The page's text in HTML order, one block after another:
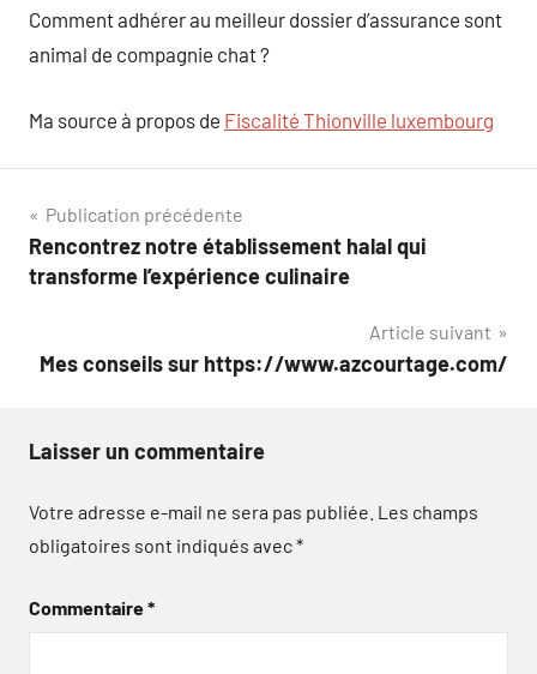
Comment adhérer au meilleur dossier d’assurance sont
animal de compagnie chat ?
Ma source à propos de Fiscalité Thionville luxembourg
Navigation
de
Publication précédente
Rencontrez notre établissement halal qui
transforme l’expérience culinaire
Article suivant
Mes conseils sur https://www.azcourtage.com/
Laisser un commentaire
Votre adresse e-mail ne sera pas publiée. Les champs
obligatoires sont indiqués avec*
Commentaire*